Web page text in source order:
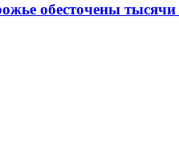
обесточены тысячи